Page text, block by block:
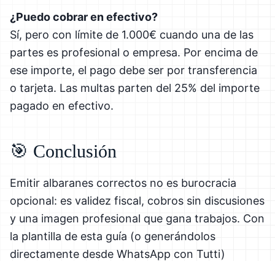
¿Puedo cobrar en efectivo?
Sí, pero con límite de 1.000€ cuando una de las
partes es profesional o empresa. Por encima de
ese importe, el pago debe ser por transferencia
o tarjeta. Las multas parten del 25% del importe
pagado en efectivo.
🎯 Conclusión
Emitir albaranes correctos no es burocracia
opcional: es validez fiscal, cobros sin discusiones
y una imagen profesional que gana trabajos. Con
la plantilla de esta guía (o generándolos
directamente desde WhatsApp con Tutti)